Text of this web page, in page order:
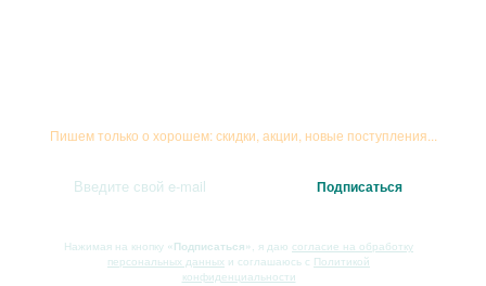
Пишем только о хорошем: скидки, акции, новые поступления...
Нажимая на кнопку «Подписаться» , я даю согласие на обработку
персональных данных и соглашаюсь с Политикой
конфиденциальности